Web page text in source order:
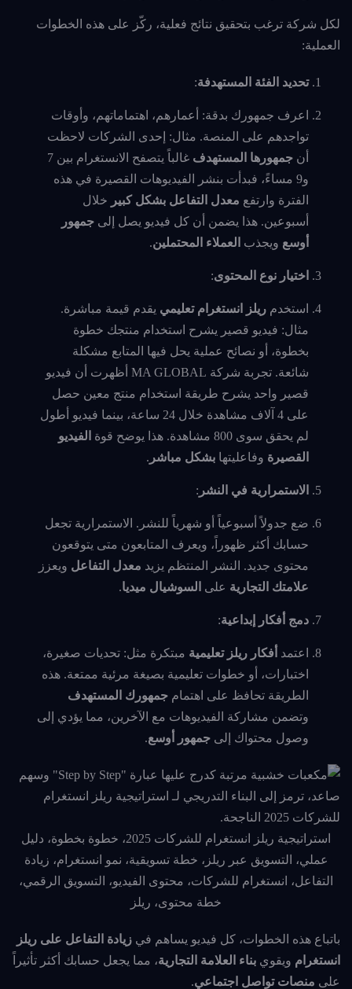
لكل شركة ترغب بتحقيق نتائج فعلية، ركّز على هذه الخطوات
العملية:
تحديد الفئة المستهدفة:
اعرف جمهورك بدقة: أعمارهم، اهتماماتهم، وأوقات
تواجدهم على المنصة. مثال: إحدى الشركات لاحظت
أن جمهورها المستهدف
غالباً يتصفح الانستغرام بين 7
و9 مساءً، فبدأت بنشر الفيديوهات القصيرة في هذه
الفترة وارتفع معدل التفاعل بشكل كبير خلال
أسبوعين. هذا يضمن أن كل فيديو يصل إلى جمهور
أوسع ويجذب العملاء المحتملين.
اختيار نوع المحتوى:
استخدم ريلز انستغرام تعليمي يقدم قيمة مباشرة.
مثال: فيديو قصير يشرح استخدام منتجك خطوة
بخطوة، أو نصائح عملية يحل فيها المتابع مشكلة
شائعة. تجربة شركة MA GLOBAL أظهرت أن فيديو
قصير واحد يشرح طريقة استخدام منتج معين حصل
على 4 آلاف مشاهدة خلال 24 ساعة، بينما فيديو أطول
لم يحقق سوى 800 مشاهدة. هذا يوضح قوة
الفيديو
القصيرة وفاعليتها بشكل مباشر .
الاستمرارية في النشر :
ضع جدولاً أسبوعياً أو شهرياً للنشر. الاستمرارية تجعل
حسابك أكثر ظهوراً، ويعرف المتابعون متى يتوقعون
محتوى جديد. النشر المنتظم يزيد معدل التفاعل ويعزز
علامتك التجارية على السوشيال ميديا.
دمج أفكار إبداعية:
اعتمد أفكار ريلز تعليمية مبتكرة مثل: تحديات صغيرة،
اختبارات، أو خطوات تعليمية بصيغة مرئية ممتعة. هذه
الطريقة تحافظ على اهتمام جمهورك المستهدف
وتضمن مشاركة الفيديوهات مع الآخرين، مما يؤدي إلى
وصول محتواك إلى جمهور أوسع.
استراتيجية ريلز انستغرام للشركات 2025، خطوة بخطوة، دليل
عملي، التسويق عبر ريلز، خطة تسويقية، نمو انستغرام، زيادة
التفاعل، انستغرام للشركات، محتوى الفيديو، التسويق الرقمي،
خطة محتوى، ريلز
باتباع هذه الخطوات، كل فيديو يساهم في زيادة التفاعل على ريلز
انستغرام ويقوي بناء العلامة التجارية، مما يجعل حسابك أكثر تأثيراً
على منصات تواصل اجتماعي.